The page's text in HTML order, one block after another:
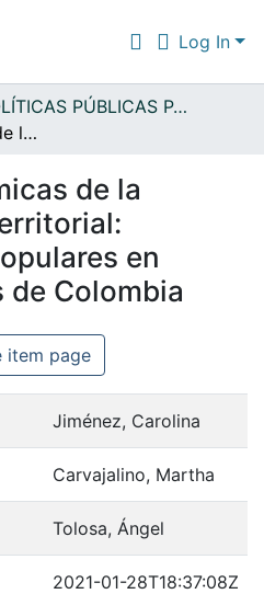
Log In
POLÍTICAS PÚBLICAS PARA LA PAZ
Actores y dinámicas de la conflictividad territorial: percepciones populares en cuatro regiones de Colombia
de la
en
de Colombia
item page
Jiménez, Carolina
Carvajalino, Martha
Tolosa, Ángel
2021-01-28T18:37:08Z